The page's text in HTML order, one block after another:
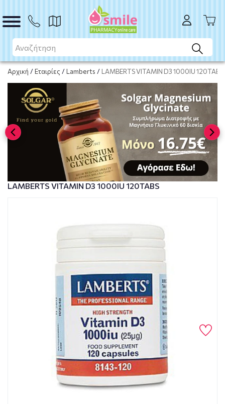
Αρχική /Εταιρίες /Lamberts / LAMBERTS VITAMIN D3 1000IU 120TABS
ΑΓΟΡΑ
LAMBERTS VITAMIN D3 1000IU 120TABS